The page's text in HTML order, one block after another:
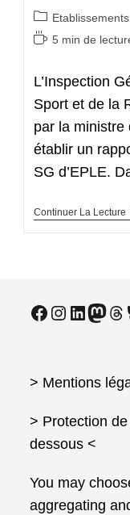
Post
category:
Temps5 min de
L’Inspection
Sport et de la
par la ministre
établir un
SG d’EPLE.
Continuer La Lecture
Facebook
Instagram
LinkedIn
> Mentions
> Protection
dessous <
You may
aggregating